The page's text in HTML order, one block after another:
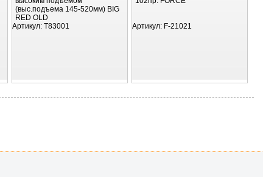
(выс.подъема 145-520мм) BIG
RED OLD
Артикул: T83001 Артикул: F-21021